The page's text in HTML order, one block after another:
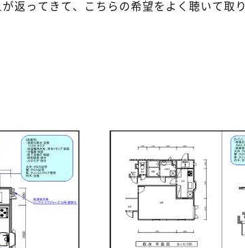
返ってきて、こちらの希望をよく聴いて取